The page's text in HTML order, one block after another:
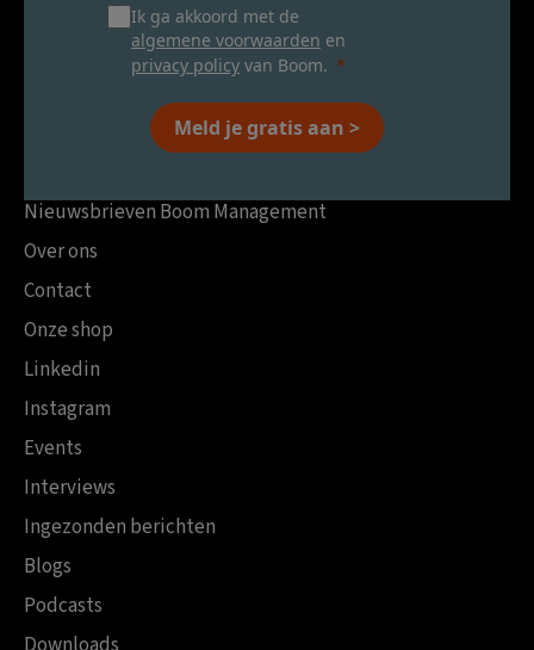
Ik ga akkoord met de
algemene voorwaarden en
privacy policy van Boom.
Meld je gratis aan >
Nieuwsbrieven Boom Management
Over ons
Contact
Onze shop
Linkedin
Instagram
Events
Interviews
Ingezonden berichten
Blogs
Podcasts